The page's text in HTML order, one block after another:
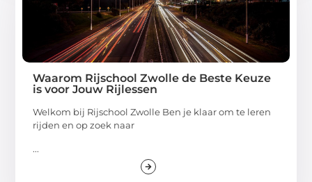
Waarom Rijschool Zwolle de Beste Keuze
is voor Jouw Rijlessen
Welkom bij Rijschool Zwolle Ben je klaar om te leren
rijden en op zoek naar
...